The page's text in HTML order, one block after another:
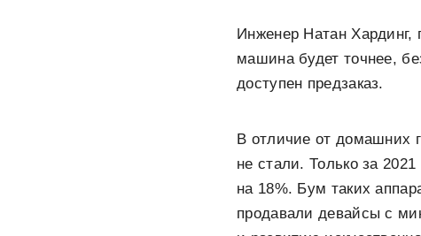
Инженер Натан
машина будет точнее,
доступен предзаказ.
В отличие от домашних
не стали. Только за
на 18%. Бум таких
продавали девайсы с